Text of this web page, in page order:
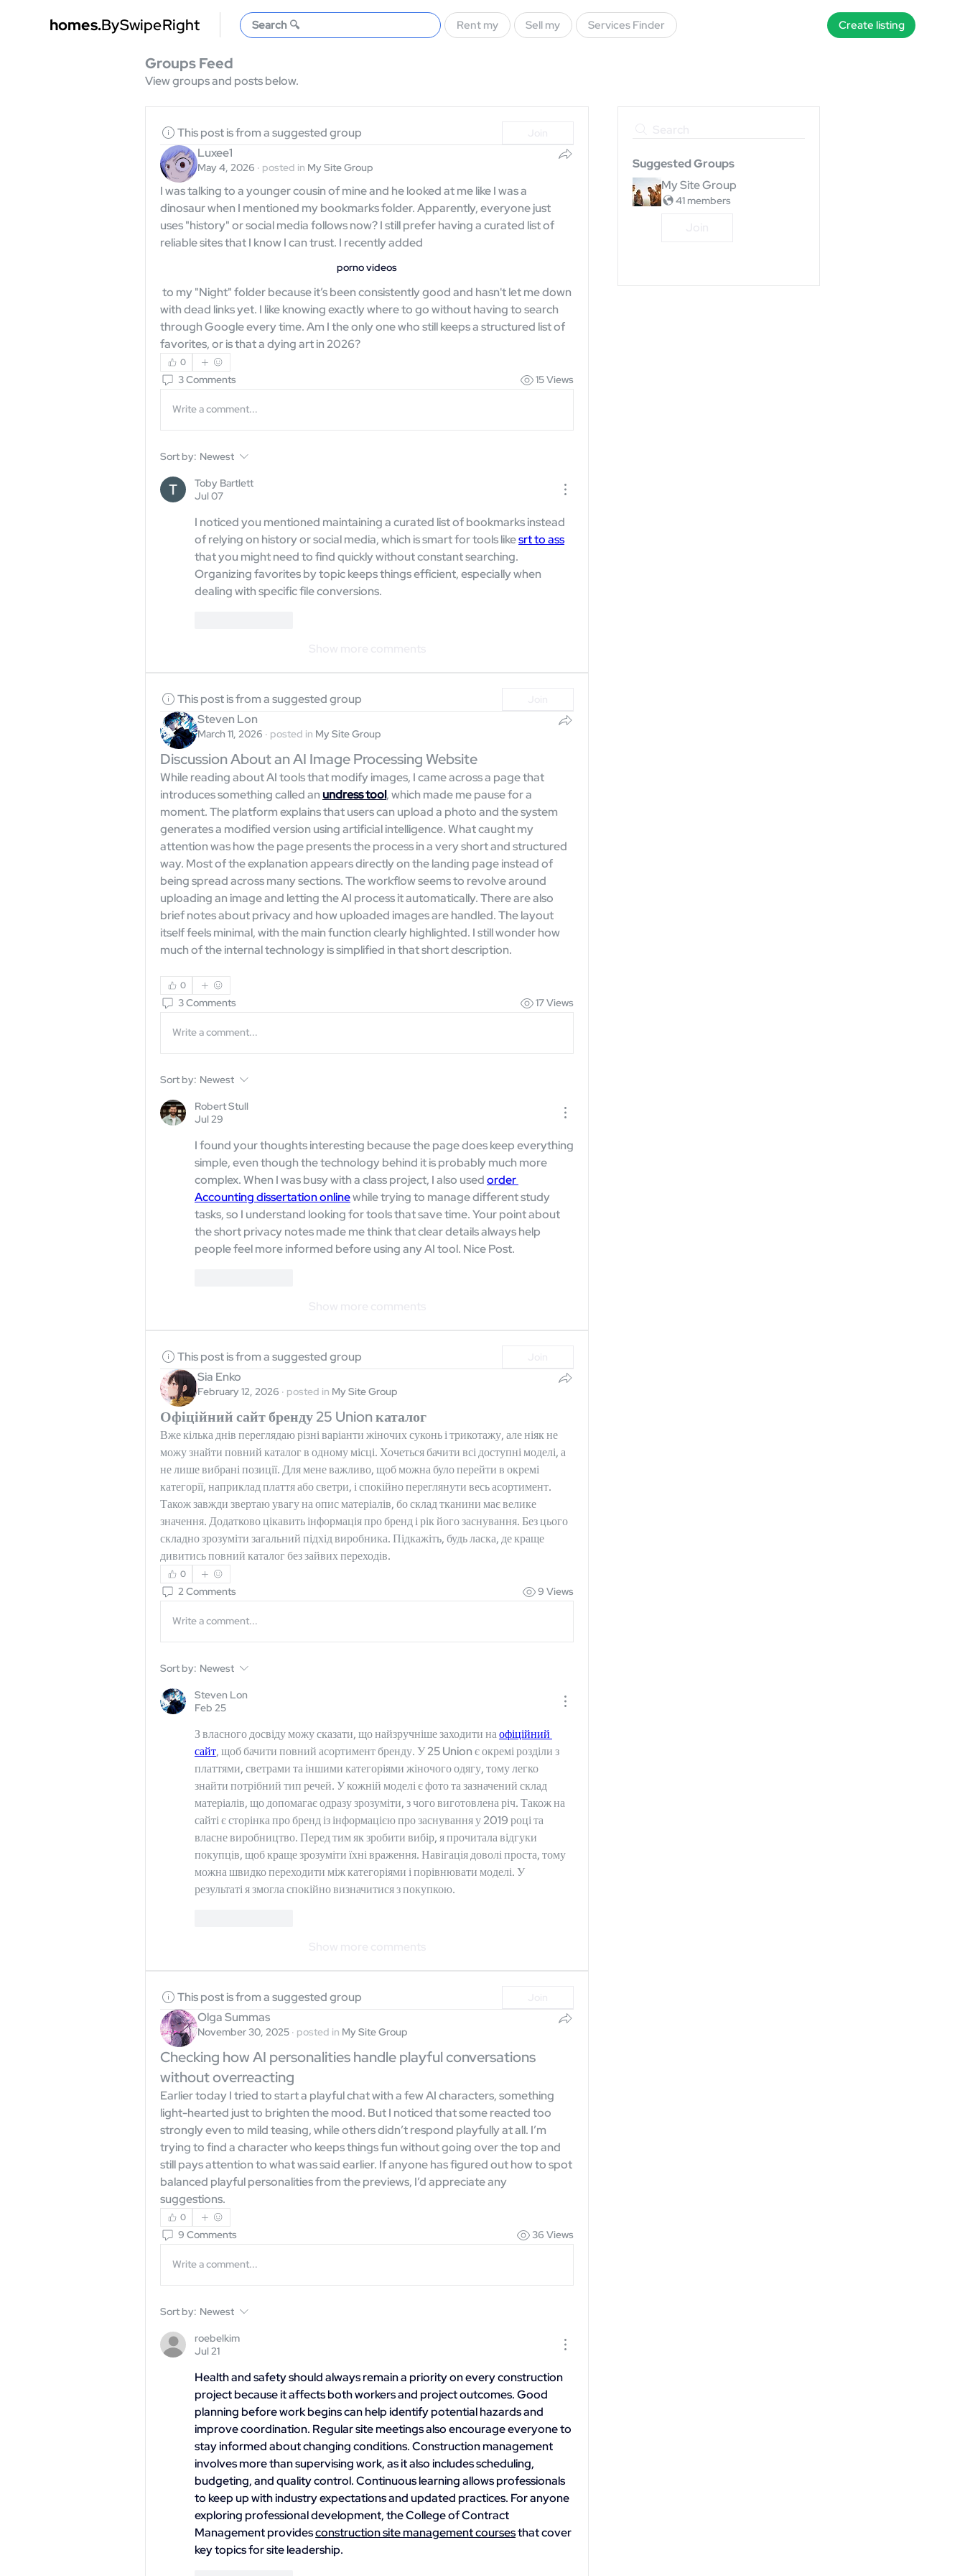
Create listing
homes.BySwipeRight Search 🔍 Rent my Services Finder
Sell my
Groups Feed
View groups and posts below.
Suggested Groups
My Site Group
41 members
This post is from a suggested group
Luxee1
May 4, 2026 · posted in My Site Group
I was talking to a younger cousin of mine and he looked at me like I was a
dinosaur when I mentioned my bookmarks folder. Apparently, everyone just
uses "history" or social media follows now? I still prefer having a curated list of
reliable sites that I know I can trust. I recently added
porno videos
with dead links yet. I like knowing exactly where to go without having to search
through Google every time. Am I the only one who still keeps a structured list of
favorites, or is that a dying art in 2026?
0
3 Comments 15 Views
Write a comment...
Sort by: Newest
Toby Bartlett
Jul 07
I noticed you mentioned maintaining a curated list of bookmarks instead
of relying on history or social media, which is smart for tools like srt to ass
that you might need to find quickly without constant searching.
Organizing favorites by topic keeps things efficient, especially when
dealing with specific file conversions.
This post is from a suggested group
Steven Lon
March 11, 2026 · posted in My Site Group
Discussion About an AI Image Processing Website
While reading about AI tools that modify images, I came across a page that
introduces something called an undress tool, which made me pause for a
moment. The platform explains that users can upload a photo and the system
generates a modified version using artificial intelligence. What caught my
attention was how the page presents the process in a very short and structured
way. Most of the explanation appears directly on the landing page instead of
being spread across many sections. The workflow seems to revolve around
uploading an image and letting the AI process it automatically. There are also
brief notes about privacy and how uploaded images are handled. The layout
itself feels minimal, with the main function clearly highlighted. I still wonder how
much of the internal technology is simplified in that short description.
0
3 Comments 17 Views
Write a comment...
Sort by: Newest
Robert Stull
Jul 29
I found your thoughts interesting because the page does keep everything
simple, even though the technology behind it is probably much more
complex. When I was busy with a class project, I also used order
Accounting dissertation online while trying to manage different study
tasks, so I understand looking for tools that save time. Your point about
the short privacy notes made me think that clear details always help
people feel more informed before using any AI tool. Nice Post.
This post is from a suggested group
Sia Enko
February 12, 2026 · posted in My Site Group
Офіційний сайт бренду 25 Union каталог
Вже кілька днів переглядаю різні варіанти жіночих суконь і трикотажу, але ніяк не
можу знайти повний каталог в одному місці. Хочеться бачити всі доступні моделі, а
не лише вибрані позиції. Для мене важливо, щоб можна було перейти в окремі
категорії, наприклад плаття або светри, і спокійно переглянути весь асортимент.
Також завжди звертаю увагу на опис матеріалів, бо склад тканини має велике
значення. Додатково цікавить інформація про бренд і рік його заснування. Без цього
складно зрозуміти загальний підхід виробника. Підкажіть, будь ласка, де краще
дивитись повний каталог без зайвих переходів.
0
2 Comments 9 Views
Write a comment...
Sort by: Newest
Steven Lon
Feb 25
З власного досвіду можу сказати, що найзручніше заходити на офіційний
сайт, щоб бачити повний асортимент бренду. У 25 Union є окремі розділи з
платтями, светрами та іншими категоріями жіночого одягу, тому легко
знайти потрібний тип речей. У кожній моделі є фото та зазначений склад
матеріалів, що допомагає одразу зрозуміти, з чого виготовлена річ. Також на
сайті є сторінка про бренд із інформацією про заснування у 2019 році та
власне виробництво. Перед тим як зробити вибір, я прочитала відгуки
покупців, щоб краще зрозуміти їхні враження. Навігація доволі проста, тому
можна швидко переходити між категоріями і порівнювати моделі. У
результаті я змогла спокійно визначитися з покупкою.
This post is from a suggested group
Olga Summas
November 30, 2025 · posted in My Site Group
Checking how AI personalities handle playful conversations
without overreacting
Earlier today I tried to start a playful chat with a few AI characters, something
light-hearted just to brighten the mood. But I noticed that some reacted too
strongly even to mild teasing, while others didn’t respond playfully at all. I’m
trying to find a character who keeps things fun without going over the top and
still pays attention to what was said earlier. If anyone has figured out how to spot
balanced playful personalities from the previews, I’d appreciate any
suggestions.
0
9 Comments 36 Views
Write a comment...
Sort by: Newest
roebelkim
Jul 21
Health and safety should always remain a priority on every construction
project because it affects both workers and project outcomes. Good
planning before work begins can help identify potential hazards and
improve coordination. Regular site meetings also encourage everyone to
stay informed about changing conditions. Construction management
involves more than supervising work, as it also includes scheduling,
budgeting, and quality control. Continuous learning allows professionals
to keep up with industry expectations and updated practices. For anyone
exploring professional development, the College of Contract
Management provides construction site management courses that cover
key topics for site leadership.